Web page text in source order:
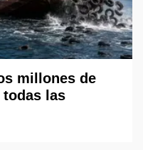
millones de
todas las